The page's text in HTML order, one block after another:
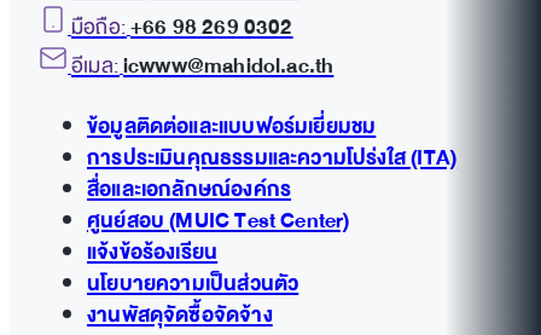
มือถือ:+66 98 269 0302
อีเมล:icwww@mahidol.ac.th
ข้อมูลติดต่อและแบบฟอร์มเยี่ยมชม
การประเมินคุณธรรมและความโปร่งใส (ITA)
สื่อและเอกลักษณ์องค์กร
ศูนย์สอบ (MUIC Test Center)
แจ้งข้อร้องเรียน
นโยบายความเป็นส่วนตัว
งานพัสดุจัดซื้อจัดจ้าง